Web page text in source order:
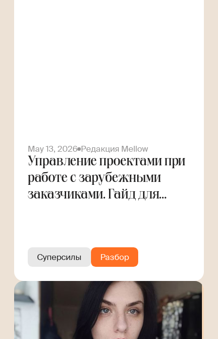
May 13, 2026 Редакция Mellow
Управление проектами при
работе с зарубежными
заказчиками. Гайд для
Суперсилы Разбор